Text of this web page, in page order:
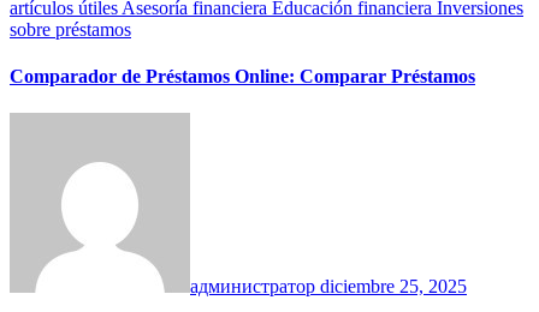
artículos útiles Asesoría financiera Educación financiera Inversiones
sobre préstamos
Comparador de Préstamos Online: Comparar Préstamos
администратор diciembre 25, 2025